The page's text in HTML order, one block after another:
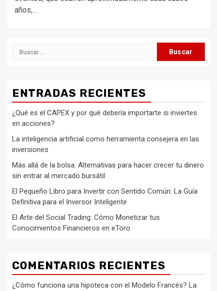
años,...
Buscar:
ENTRADAS RECIENTES
¿Qué es el CAPEX y por qué debería importarte si inviertes
en acciones?
La inteligencia artificial como herramienta consejera en las
inversiones
Más allá de la bolsa: Alternativas para hacer crecer tu dinero
sin entrar al mercado bursátil
El Pequeño Libro para Invertir con Sentido Común: La Guía
Definitiva para el Inversor Inteligente
El Arte del Social Trading: Cómo Monetizar tus
Conocimientos Financieros en eToro
COMENTARIOS RECIENTES
¿Cómo funciona una hipoteca con el Modelo Francés? La